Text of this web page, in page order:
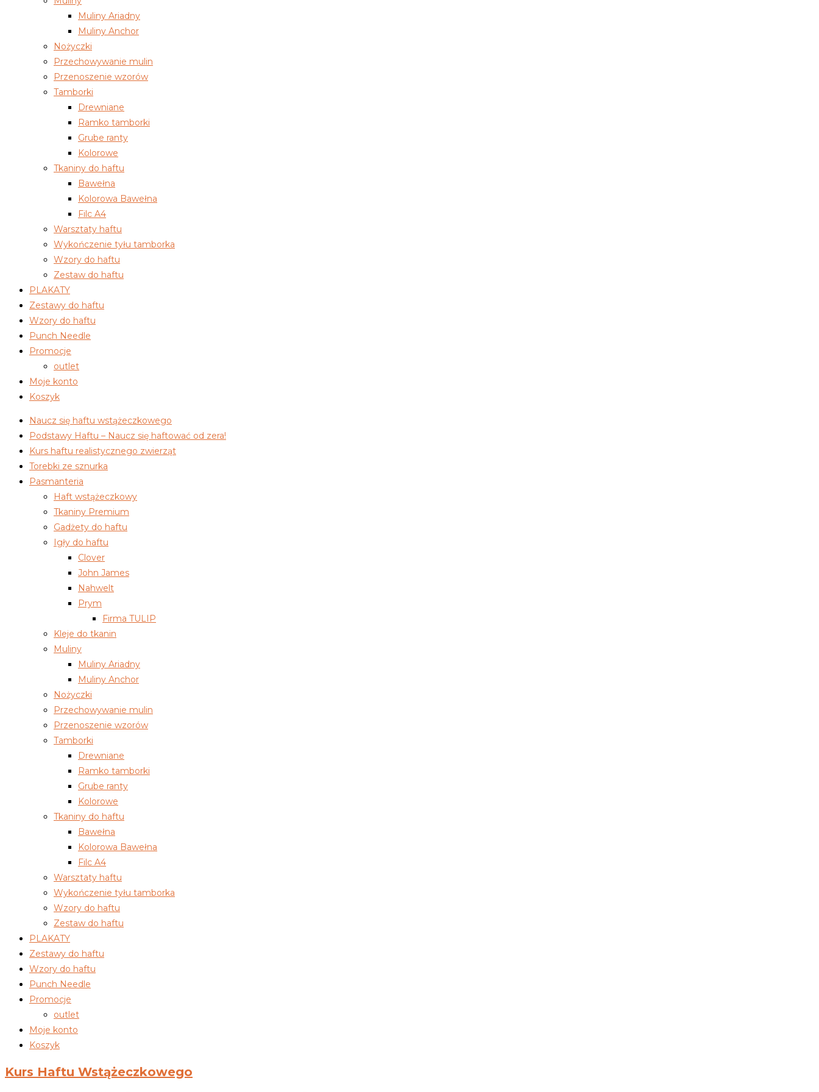
Muliny Ariadny
Muliny Anchor
Nożyczki
Przechowywanie mulin
Przenoszenie wzorów
Tamborki
Drewniane
Ramko tamborki
Grube ranty
Kolorowe
Tkaniny do haftu
Bawełna
Kolorowa Bawełna
Filc A4
Warsztaty haftu
Wykończenie tyłu tamborka
Wzory do haftu
Zestaw do haftu
PLAKATY
Zestawy do haftu
Wzory do haftu
Punch Needle
Promocje
outlet
Moje konto
Koszyk
Naucz się haftu wstążeczkowego
Podstawy Haftu – Naucz się haftować od zera!
Kurs haftu realistycznego zwierząt
Torebki ze sznurka
Pasmanteria
Haft wstążeczkowy
Tkaniny Premium
Gadżety do haftu
Igły do haftu
Clover
John James
Nahwelt
Prym
Firma TULIP
Kleje do tkanin
Muliny
Muliny Ariadny
Muliny Anchor
Nożyczki
Przechowywanie mulin
Przenoszenie wzorów
Tamborki
Drewniane
Ramko tamborki
Grube ranty
Kolorowe
Tkaniny do haftu
Bawełna
Kolorowa Bawełna
Filc A4
Warsztaty haftu
Wykończenie tyłu tamborka
Wzory do haftu
Zestaw do haftu
PLAKATY
Zestawy do haftu
Wzory do haftu
Punch Needle
Promocje
outlet
Moje konto
Koszyk
Kurs Haftu Wstążeczkowego